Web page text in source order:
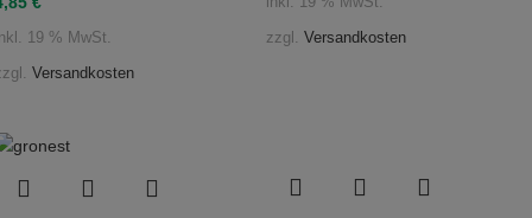
19 % MwSt.
Versandkosten
zzgl. Versandkosten